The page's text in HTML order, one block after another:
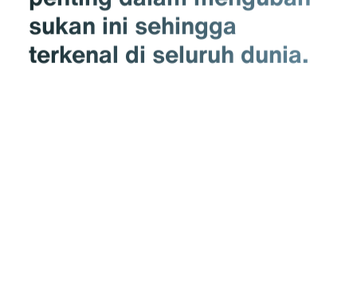
sukan ini sehingga
terkenal di seluruh dunia.